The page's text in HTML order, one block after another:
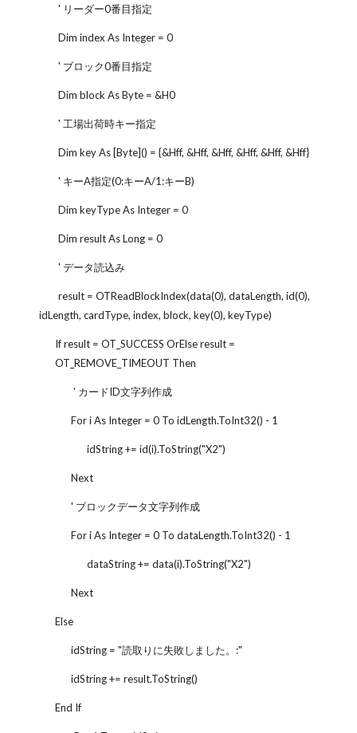
' リーダー0番目指定
Dim index As Integer = 0
' ブロック0番目指定
Dim block As Byte = &H0
' 工場出荷時キー指定
Dim key As [Byte]() = {&Hff, &Hff, &Hff, &Hff, &Hff, &Hff}
' キーA指定(0:キーA/1:キーB)
Dim keyType As Integer = 0
Dim result As Long = 0
' データ読込み
result = OTReadBlockIndex(data(0), dataLength, id(0),
idLength, cardType, index, block, key(0), keyType)
If result = OT_SUCCESS OrElse result =
OT_REMOVE_TIMEOUT Then
' カードID文字列作成
For i As Integer = 0 To idLength.ToInt32() - 1
idString += id(i).ToString("X2")
Next
' ブロックデータ文字列作成
For i As Integer = 0 To dataLength.ToInt32() - 1
dataString += data(i).ToString("X2")
Next
Else
idString = "読取りに失敗しました。:"
idString += result.ToString()
End If